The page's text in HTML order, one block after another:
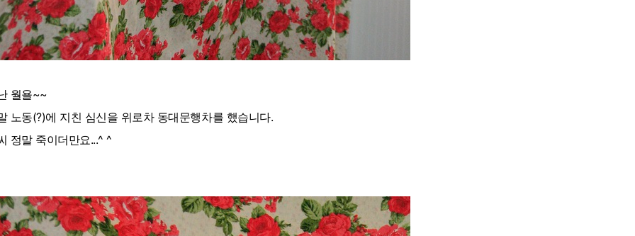
월욜~~
노동(?)에 지친 심신을 위로차 동대문행차를 했습니다.
정말 죽이더만요...^ ^